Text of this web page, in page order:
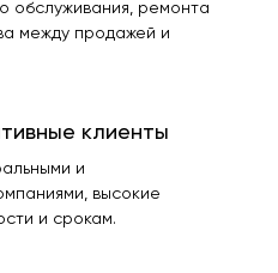
обслуживания, ремонта
между продажей и
клиенты
и
высокие
и срокам.